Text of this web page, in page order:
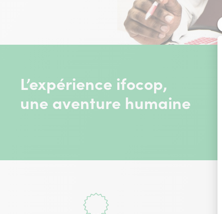
L’expérience ifocop,
une aventure humaine